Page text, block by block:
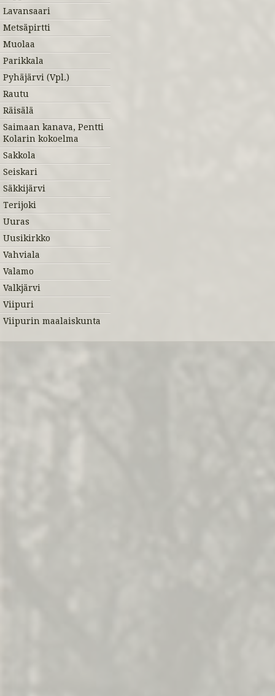
Lavansaari
Metsäpirtti
Muolaa
Parikkala
Pyhäjärvi (Vpl.)
Rautu
Räisälä
Saimaan kanava, Pentti
Kolarin kokoelma
Sakkola
Seiskari
Säkkijärvi
Terijoki
Uuras
Uusikirkko
Vahviala
Valamo
Valkjärvi
Viipuri
Viipurin maalaiskunta